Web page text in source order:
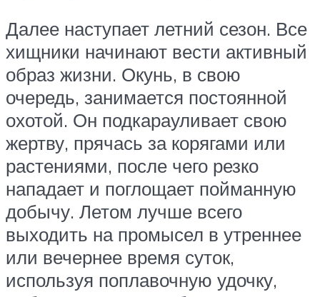
Далее наступает летний сезон. Все
хищники начинают вести активный
образ жизни. Окунь, в свою
очередь, занимается постоянной
охотой. Он подкарауливает свою
жертву, прячась за корягами или
растениями, после чего резко
нападает и поглощает пойманную
добычу. Летом лучше всего
выходить на промысел в утреннее
или вечернее время суток,
используя поплавочную удочку,